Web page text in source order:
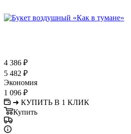
4 386 ₽
5 482 ₽
Экономия
1 096 ₽
➜ КУПИТЬ В 1 КЛИК
Купить